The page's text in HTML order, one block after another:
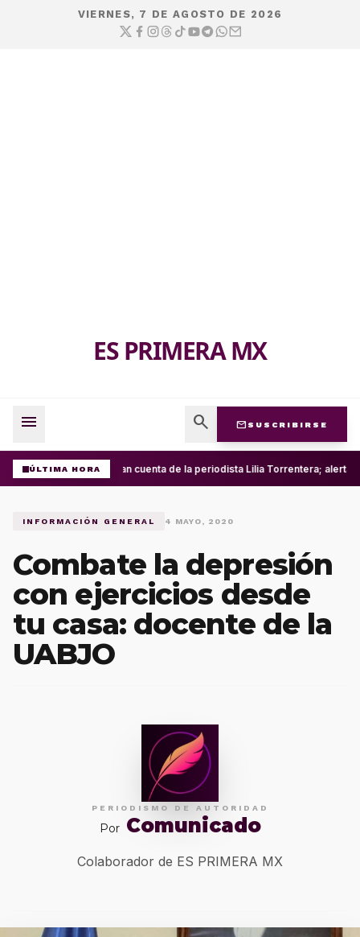
VIERNES, 7 DE AGOSTO DE 2026
ES PRIMERA MX
menu search mail SUSCRIBIRSE
ÚLTIMA HORARoban cuenta de la periodista Lilia Torrentera; alerta
INFORMACIÓN GENERAL 4 MAYO, 2020
Combate la depresión
con ejercicios desde
tu casa: docente de la
UABJO
PERIODISMO DE AUTORIDAD
Por Comunicado
Colaborador de ES PRIMERA MX